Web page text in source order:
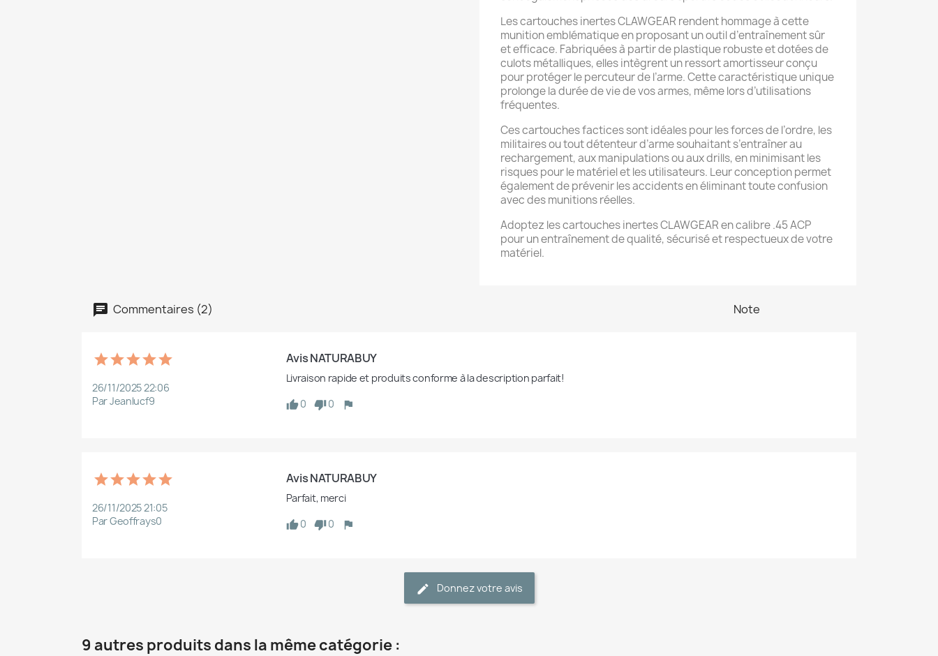
Les cartouches inertes CLAWGEAR rendent hommage à cette
munition emblématique en proposant un outil d’entraînement sûr
et efficace. Fabriquées à partir de plastique robuste et dotées de
culots métalliques, elles intègrent un ressort amortisseur conçu
pour protéger le percuteur de l’arme. Cette caractéristique unique
prolonge la durée de vie de vos armes, même lors d’utilisations
fréquentes.
Ces cartouches factices sont idéales pour les forces de l’ordre, les
militaires ou tout détenteur d’arme souhaitant s’entraîner au
rechargement, aux manipulations ou aux drills, en minimisant les
risques pour le matériel et les utilisateurs. Leur conception permet
également de prévenir les accidents en éliminant toute confusion
avec des munitions réelles.
Adoptez les cartouches inertes CLAWGEAR en calibre .45 ACP
pour un entraînement de qualité, sécurisé et respectueux de votre
matériel.
Commentaires (2) Note
26/11/2025 22:06
Par Jeanlucf9
Avis NATURABUY
Livraison rapide et produits conforme à la description parfait!
0
0
26/11/2025 21:05
Par Geoffrays0
Avis NATURABUY
Parfait, merci
0
0
Donnez votre avis
9 autres produits dans la même catégorie :